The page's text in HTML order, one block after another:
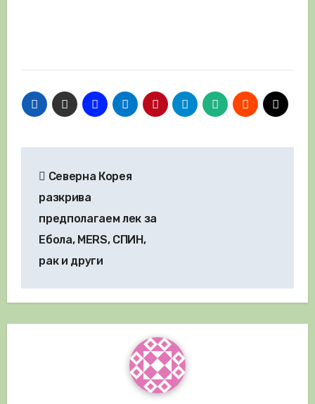
Северна Корея
разкрива
предполагаем лек за
Ебола, MERS, СПИН,
рак и други